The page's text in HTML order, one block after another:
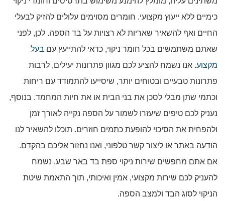
כימיים ללא ייעוץ מקצועי. חומרים מסוימים עלולים להזיק לבעלי
החיים ואף להשאיר שאריות לא רצויות על בד הספה. לכן, לפני
שאתם משתמשים בכל חומר ניקוי, כדאי להתייעץ עם בעל
מקצוע. אנו נשמח להציע לכם מגוון פתרונות יעילים, לרבות
פתרונות טבעיים ובטוחים יותר, שיסייעו להתמודד עם ריחות
וכתמי שתן מבלי לסכן את בני הבית או את חיות המחמד. בנוסף,
נעניק לכם טיפים שיעזרו לשמור על הספה נקייה לאורך זמן
ולהפחית את הסיכוי להופעת כתמים חוזרים. תוכלו להשאיר לנו
הודעה באתר או ליצור קשר טלפוני, ואנו נחזור אליכם בהקדם.
אם אתם מחפשים שירות ניקוי ספת בד באר שבע, נשמח
להעניק לכם שירות מקצועי, אמין ואיכותי, תוך התאמת שיטת
הניקוי לסוג הבד ולמצב הספה.